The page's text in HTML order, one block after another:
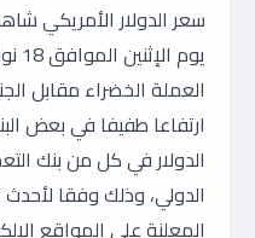
سعر الدولار الأمريكي
العملة الخضراء مقابل
ارتفاعا طفيفا في بعض
الدولار في كل من بنك
الدولي، وذلك وفقا
المعلنة على المواقع